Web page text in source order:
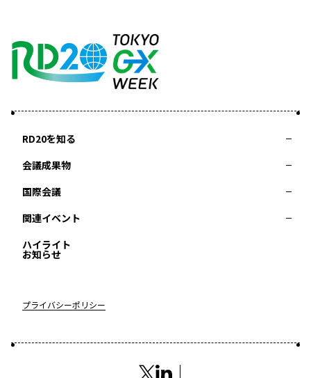
RD20を知る
RD20とはアクションコミッティー
会議成果物
2025-リーダーズレコメンデーション2025つくば
2023-リーダーズレコメンデーション2023福島
国際会議
第8回RD20国際会議
関連イベント
2026 AI for Energy Workshop
COP29ジャパンパビリオンセミナー
ハイライト
お知らせ
プライバシーポリシー